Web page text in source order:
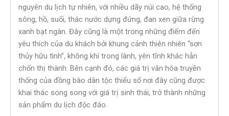
nguyên du lịch tự nhiên, với nhiều dãy núi cao, hệ thống
sông, hồ, suối, thác nước dựng đứng, đan xen giữa rừng
xanh bạt ngàn. Đây cũng là một trong những điểm đến
yêu thích của du khách bởi khung cảnh thiên nhiên “sơn
thủy hữu tình”, không khí trong lành, yên tĩnh khác hẳn
chốn thị thành. Bên cạnh đó, các giá trị văn hóa truyền
thống của đồng bào dân tộc thiểu số nơi đây cũng được
khai thác song song với giá trị sinh thái, trở thành những
sản phẩm du lịch độc đáo.